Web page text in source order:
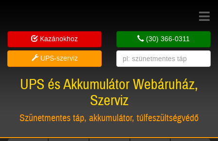
Toggle
Kazánokhoz
UPS-szerviz
(30) 366-0311
UPS és Akkumulátor Webáruház,
Szerviz
Szünetmentes táp, akkumulátor, túlfeszültségvédő